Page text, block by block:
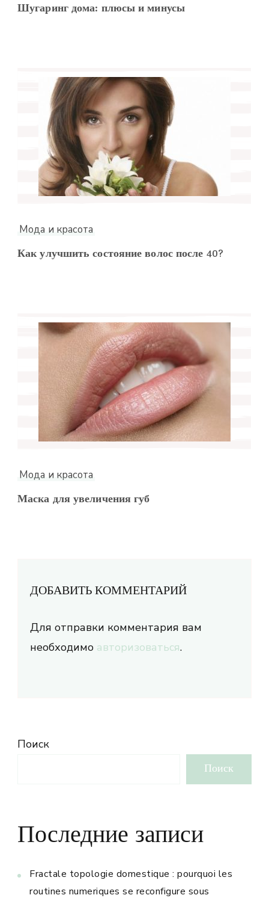
Шугаринг дома: плюсы и минусы
Мода и красота
Как улучшить состояние волос после 40?
Мода и красота
Маска для увеличения губ
ДОБАВИТЬ КОММЕНТАРИЙ
Для отправки комментария вам
необходимо авторизоваться.
Поиск
Поиск
Последние записи
Fractale topologie domestique : pourquoi les
routines numeriques se reconfigure sous